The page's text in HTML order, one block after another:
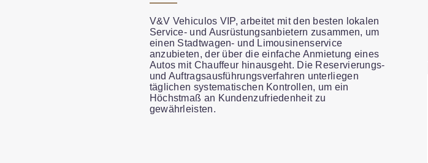
V&V Vehiculos VIP, arbeitet mit den besten lokalen
Service- und Ausrüstungsanbietern zusammen, um
einen Stadtwagen- und Limousinenservice
anzubieten, der über die einfache Anmietung eines
Autos mit Chauffeur hinausgeht. Die Reservierungs-
und Auftragsausführungsverfahren unterliegen
täglichen systematischen Kontrollen, um ein
Höchstmaß an Kundenzufriedenheit zu
gewährleisten.